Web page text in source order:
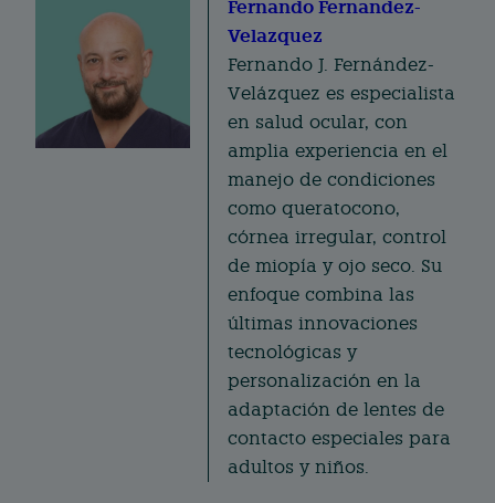
o
k
re
st
e
d
I
n
Fernando Fernandez-
Velazquez
Fernando J. Fernández-
Velázquez es especialista
en salud ocular, con
amplia experiencia en el
manejo de condiciones
como queratocono,
córnea irregular, control
de miopía y ojo seco. Su
enfoque combina las
últimas innovaciones
tecnológicas y
personalización en la
adaptación de lentes de
contacto especiales para
adultos y niños.